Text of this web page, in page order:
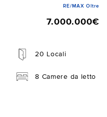
RE/MAX Oltre
7.000.000€
20 Locali
8 Camere da letto